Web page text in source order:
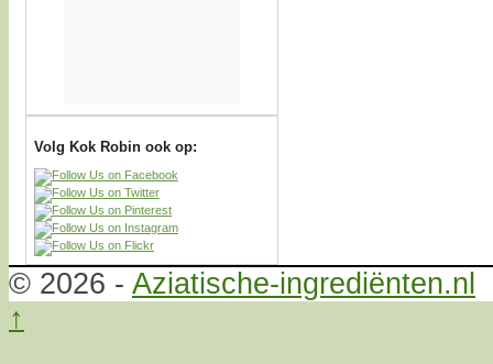
Volg Kok Robin ook op:
© 2026 - Aziatische-ingrediënten.nl
↑